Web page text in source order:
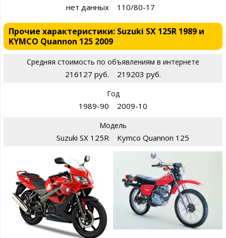
нет данных 110/80-17
Прочие характеристики: Suzuki SX 125R 1989 и
KYMCO Quannon 125 2009
Средняя стоимость по объявлениям в интернете
216127 руб. 219203 руб.
Год
1989-90 2009-10
Модель
Suzuki SX 125R Kymco Quannon 125